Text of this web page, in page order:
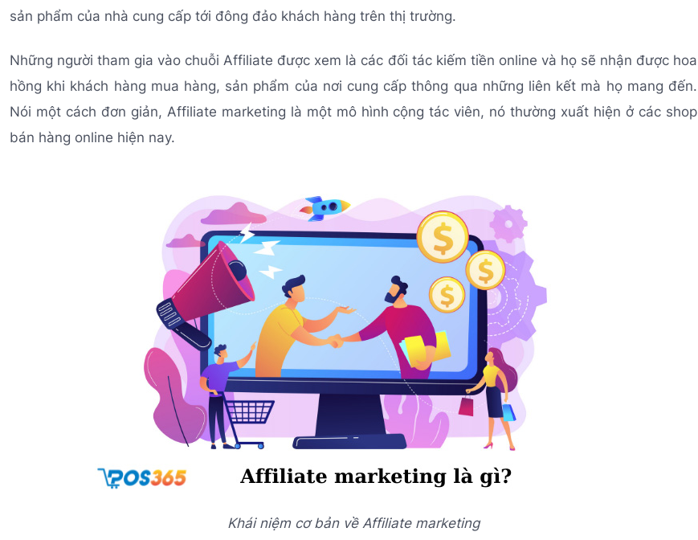
sản phẩm của nhà cung cấp tới đông đảo khách hàng trên thị trường.
Những người tham gia vào chuỗi Affiliate được xem là các đối tác kiếm tiền online và họ sẽ nhận được hoa
hồng khi khách hàng mua hàng, sản phẩm của nơi cung cấp thông qua những liên kết mà họ mang đến.
Nói một cách đơn giản, Affiliate marketing là một mô hình cộng tác viên, nó thường xuất hiện ở các shop
bán hàng online hiện nay.
Khái niệm cơ bản về Affiliate marketing